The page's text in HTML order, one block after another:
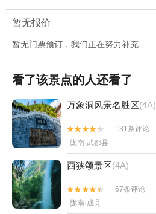
暂无报价
暂无门票预订，我们正在努力补充
看了该景点的人还看了
万象洞风景名胜区(4A)


131条评论
陇南·武都县
西狭颂景区(4A)


67条评论
陇南·成县